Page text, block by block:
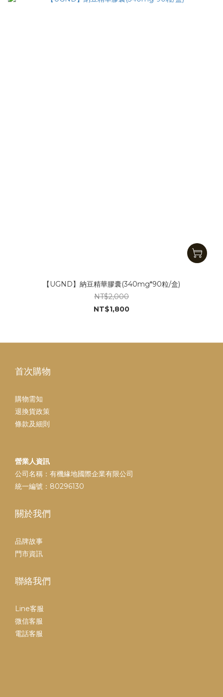
【UGND】納豆精華膠囊(340mg*90粒/盒)
NT$2,000
NT$1,800
首次購物
購物需知
退換貨政策
條款及細則
營業人資訊
公司名稱：有機緣地國際企業有限公司
統一編號：80296130
關於我們
品牌故事
門市資訊
聯絡我們
Line客服
微信客服
電話客服